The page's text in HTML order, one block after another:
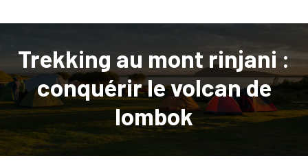
Trekking au mont rinjani :
conquérir le volcan de
lombok